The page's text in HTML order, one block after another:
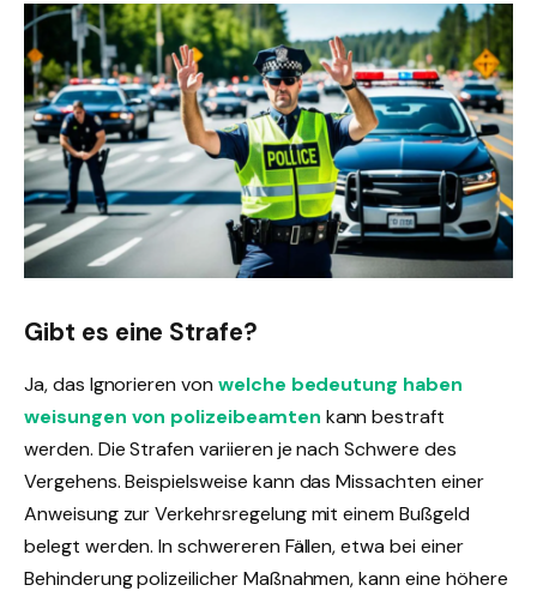
Gibt es eine Strafe?
Ja, das Ignorieren von welche bedeutung haben
weisungen von polizeibeamten kann bestraft
werden. Die Strafen variieren je nach Schwere des
Vergehens. Beispielsweise kann das Missachten einer
Anweisung zur Verkehrsregelung mit einem Bußgeld
belegt werden. In schwereren Fällen, etwa bei einer
Behinderung polizeilicher Maßnahmen, kann eine höhere